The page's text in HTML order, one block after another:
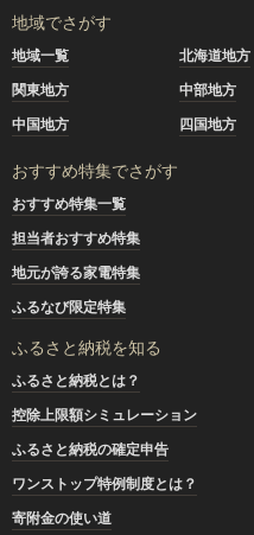
地域でさがす
地域一覧 北海道地方
関東地方
中部地方
中国地方
四国地方
おすすめ特集でさがす
おすすめ特集一覧
担当者おすすめ特集
地元が誇る家電特集
ふるなび限定特集
ふるさと納税を知る
ふるさと納税とは？
控除上限額シミュレーション
ふるさと納税の確定申告
ワンストップ特例制度とは？
寄附金の使い道